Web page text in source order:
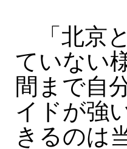
「北京
ていない
間まで自
イドが強
きるのは